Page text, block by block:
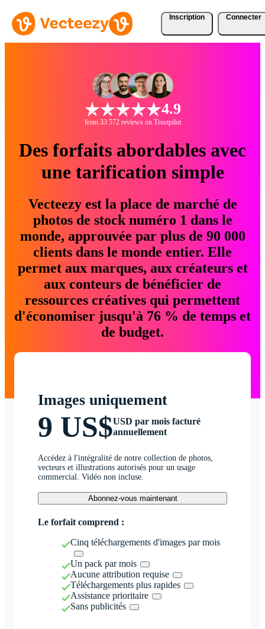
Inscription Connecter
4.9
from 33 572 reviews on Trustpilot
Des forfaits abordables avec
une tarification simple
Vecteezy est la place de marché de
photos de stock numéro 1 dans le
monde, approuvée par plus de 90 000
clients dans le monde entier. Elle
permet aux marques, aux créateurs et
aux conteurs de bénéficier de
ressources créatives qui permettent
d'économiser jusqu'à 76 % de temps et
de budget.
Images uniquement
9 US$USD par mois facturé
annuellement
Accédez à l'intégralité de notre collection de photos,
vecteurs et illustrations autorisés pour un usage
commercial. Vidéo non incluse.
Abonnez-vous maintenant
Le forfait comprend :
Cinq téléchargements d'images par mois
Un pack par mois
Aucune attribution requise
Téléchargements plus rapides
Assistance prioritaire
Sans publicités